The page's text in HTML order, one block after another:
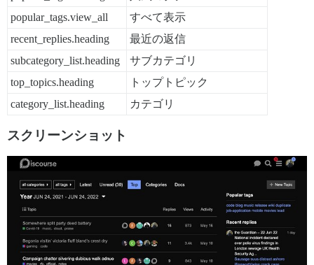
popular_tags.view_all
すべて表示
recent_replies.heading
最近の返信
subcategory_list.heading
サブカテゴリ
top_topics.heading
トップトピック
category_list.heading
カテゴリ
スクリーンショット